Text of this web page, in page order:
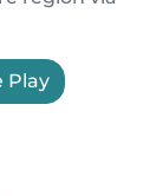
Play